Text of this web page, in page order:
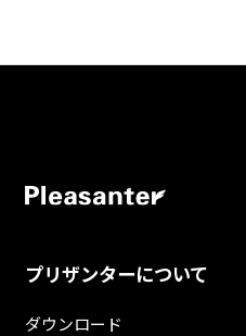
プリザンターについて
ダウンロード